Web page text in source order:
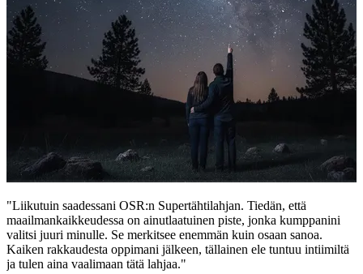
"Liikutuin saadessani OSR:n Supertähtilahjan. Tiedän, että
maailmankaikkeudessa on ainutlaatuinen piste, jonka kumppanini
valitsi juuri minulle. Se merkitsee enemmän kuin osaan sanoa.
Kaiken rakkaudesta oppimani jälkeen, tällainen ele tuntuu intiimiltä
ja tulen aina vaalimaan tätä lahjaa."